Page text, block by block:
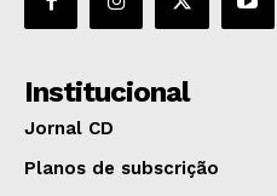
Institucional
Jornal CD
Planos de subscrição